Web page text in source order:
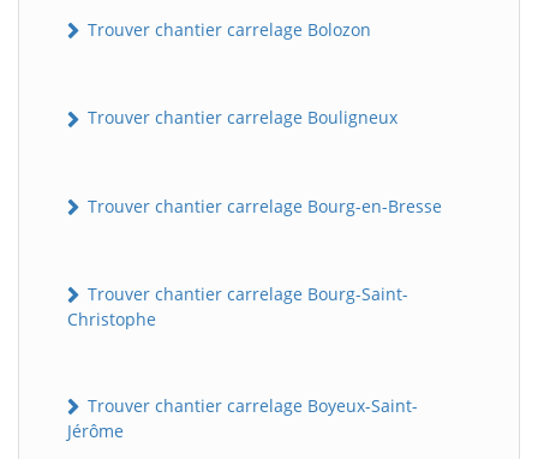
Trouver chantier carrelage Bolozon
Trouver chantier carrelage Bouligneux
Trouver chantier carrelage Bourg-en-Bresse
Trouver chantier carrelage Bourg-Saint-
Christophe
Trouver chantier carrelage Boyeux-Saint-
Jérôme